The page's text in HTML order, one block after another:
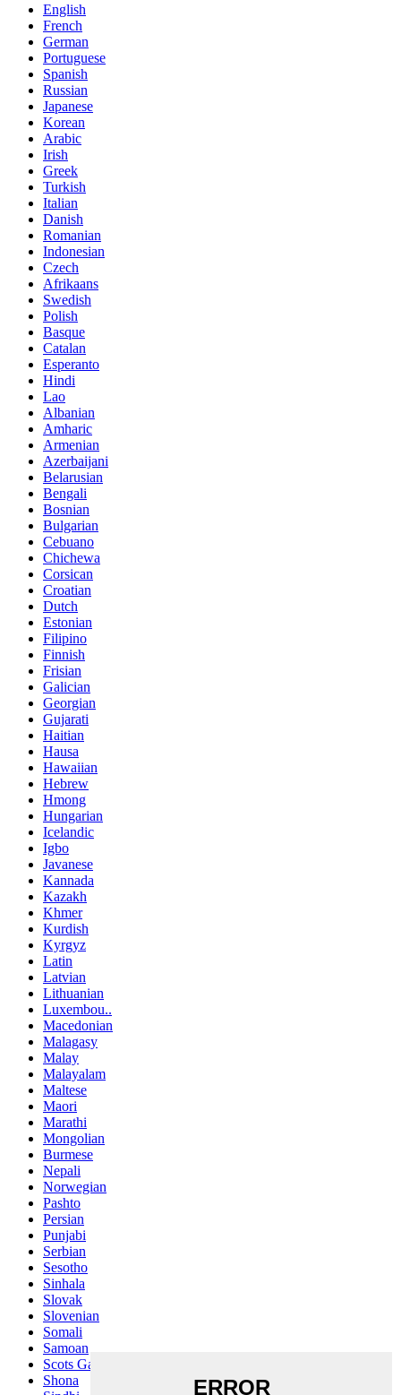
English
French
German
Portuguese
Spanish
Russian
Japanese
Korean
Arabic
Irish
Greek
Turkish
Italian
Danish
Romanian
Indonesian
Czech
Afrikaans
Swedish
Polish
Basque
Catalan
Esperanto
Hindi
Lao
Albanian
Amharic
Armenian
Azerbaijani
Belarusian
Bengali
Bosnian
Bulgarian
Cebuano
Chichewa
Corsican
Croatian
Dutch
Estonian
Filipino
Finnish
Frisian
Galician
Georgian
Gujarati
Haitian
Hausa
Hawaiian
Hebrew
Hmong
Hungarian
Icelandic
Igbo
Javanese
Kannada
Kazakh
Khmer
Kurdish
Kyrgyz
Latin
Latvian
Lithuanian
Luxembou..
Macedonian
Malagasy
Malay
Malayalam
Maltese
Maori
Marathi
Mongolian
Burmese
Nepali
Norwegian
Pashto
Persian
Punjabi
Serbian
Sesotho
Sinhala
Slovak
Slovenian
Somali
Samoan
Scots Gaelic
Shona